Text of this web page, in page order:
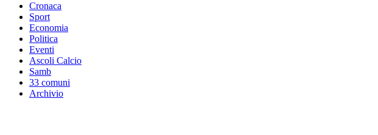
Cronaca
Sport
Economia
Politica
Eventi
Ascoli Calcio
Samb
33 comuni
Archivio